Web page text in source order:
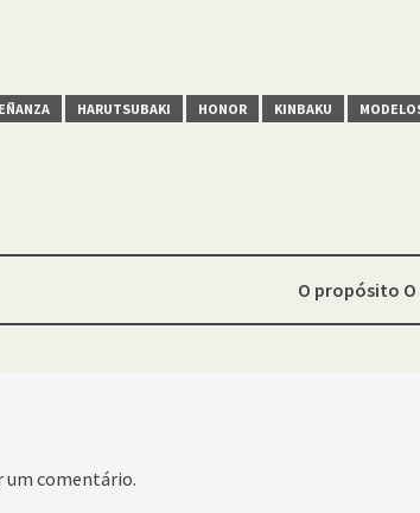
HARUTSUBAKI HONOR KINBAKU
O propósito
um comentário.